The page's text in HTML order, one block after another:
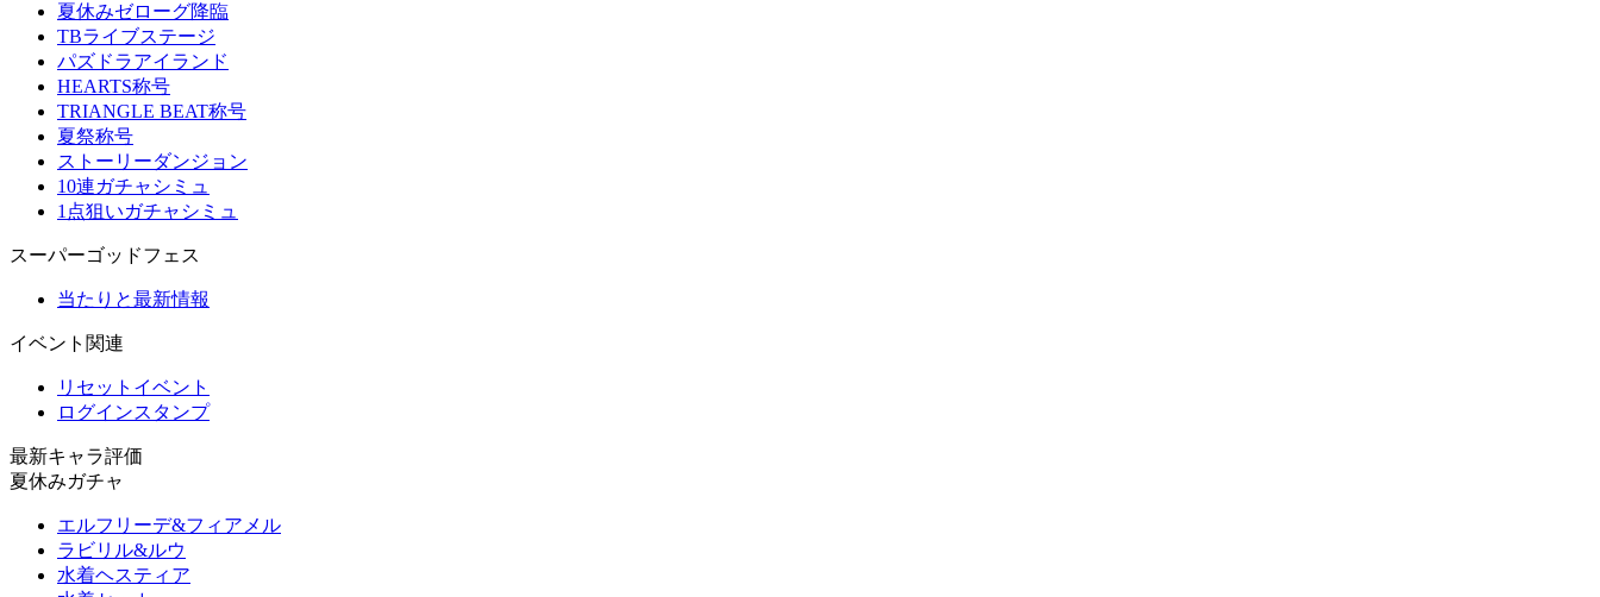
夏休みゼローグ降臨
TBライブステージ
パズドラアイランド
HEARTS称号
TRIANGLE BEAT称号
夏祭称号
ストーリーダンジョン
10連ガチャシミュ
1点狙いガチャシミュ
スーパーゴッドフェス
当たりと最新情報
イベント関連
リセットイベント
ログインスタンプ
最新キャラ評価
夏休みガチャ
エルフリーデ&フィアメル
ラビリル&ルウ
水着ヘスティア